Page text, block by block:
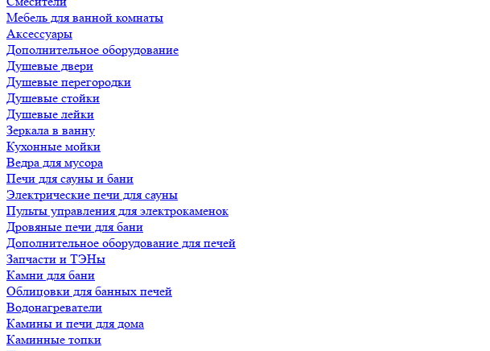
Мебель для ванной комнаты
Аксессуары
Дополнительное оборудование
Душевые двери
Душевые перегородки
Душевые стойки
Душевые лейки
Зеркала в ванну
Кухонные мойки
Ведра для мусора
Печи для сауны и бани
Электрические печи для сауны
Пульты управления для электрокаменок
Дровяные печи для бани
Дополнительное оборудование для печей
Запчасти и ТЭНы
Камни для бани
Облицовки для банных печей
Водонагреватели
Камины и печи для дома
Каминные топки